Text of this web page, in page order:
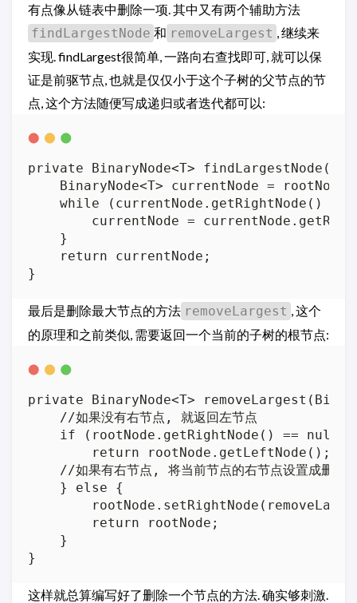
有点像从链表中删除一项. 其中又有两个辅助方法
findLargestNode 和 removeLargest
, 继续来
实现. findLargest很简单, 一路向右查找即可, 就可以保
证是前驱节点, 也就是仅仅小于这个子树的父节点的节
点, 这个方法随便写成递归或者迭代都可以:
private BinaryNode<T>
    BinaryNode<T> currentNode = rootNode;
while (currentNode.getRightNode() !=
currentNode =
    }
    return currentNode;
最后是删除最大节点的方法 removeLargest
, 这个
的原理和之前类似, 需要返回一个当前的子树的根节点:
private BinaryNode<T>
    //如果没有右节点, 就返回左节点
if (rootNode.getRightNode() == null)
        return rootNode.getLeftNode();
//如果有右节点, 将当前节点的右节点设置成删除
    } else {
        return rootNode;
    }
这样就总算编写好了删除一个节点的方法. 确实够刺激.